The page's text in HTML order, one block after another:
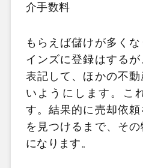
介手数料
もらえば儲けが多く
インズに登録はする
表記して、ほかの不
いようにします。こ
す。結果的に売却依
を見つけるまで、そ
になります。